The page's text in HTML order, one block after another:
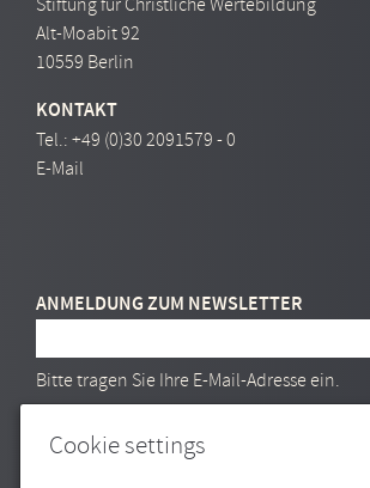
Stiftung für Christliche Wertebildung
Alt-Moabit 92
10559 Berlin
KONTAKT
Tel.: +49 (0)30 2091579 - 0
E-Mail
ANMELDUNG ZUM NEWSLETTER
Bitte tragen Sie Ihre E-Mail-Adresse ein.
Cookie settings